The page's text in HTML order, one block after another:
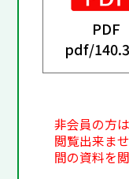
PDF
pdf/
非会員の方
閲覧出来ま
間の資料を